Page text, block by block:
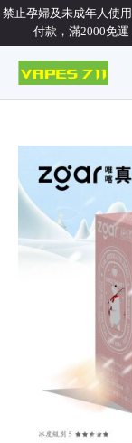
禁止孕婦及未成年人使
付款，滿2000免運